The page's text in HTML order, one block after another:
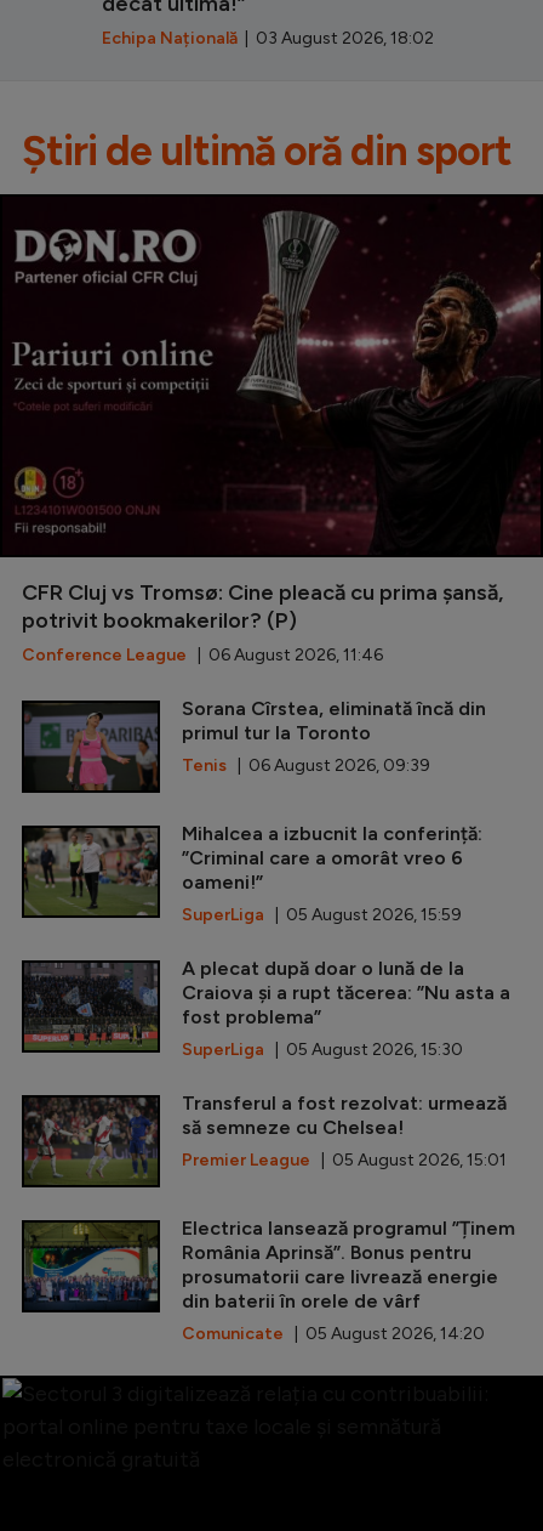
Echipa Națională | 03 August 2026, 18:02
Știri de ultimă oră din sport
CFR Cluj vs Tromsø: Cine pleacă cu prima șansă,
potrivit bookmakerilor? (P)
Conference League | 06 August 2026, 11:46
Sorana Cîrstea, eliminată încă din
primul tur la Toronto
Tenis | 06 August 2026, 09:39
Mihalcea a izbucnit la conferință:
”Criminal care a omorât vreo 6
oameni!”
SuperLiga | 05 August 2026, 15:59
A plecat după doar o lună de la
Craiova și a rupt tăcerea: ”Nu asta a
fost problema”
SuperLiga | 05 August 2026, 15:30
Transferul a fost rezolvat: urmează
să semneze cu Chelsea!
Premier League | 05 August 2026, 15:01
Electrica lansează programul ”Ținem
România Aprinsă”. Bonus pentru
prosumatorii care livrează energie
din baterii în orele de vârf
Comunicate | 05 August 2026, 14:20